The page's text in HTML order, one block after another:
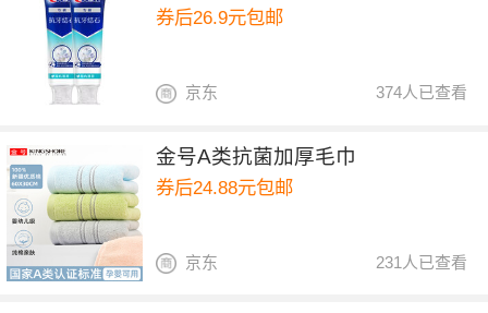
券后26.9元包邮
374人已查看
京东
金号A类抗菌加厚毛巾
券后24.88元包邮
231人已查看
京东